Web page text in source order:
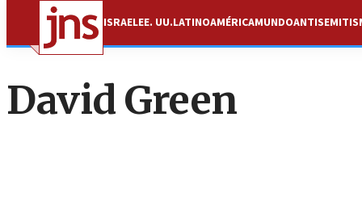
ISRAELEE. UU.LATINOAMÉRICAMUNDO
David Green